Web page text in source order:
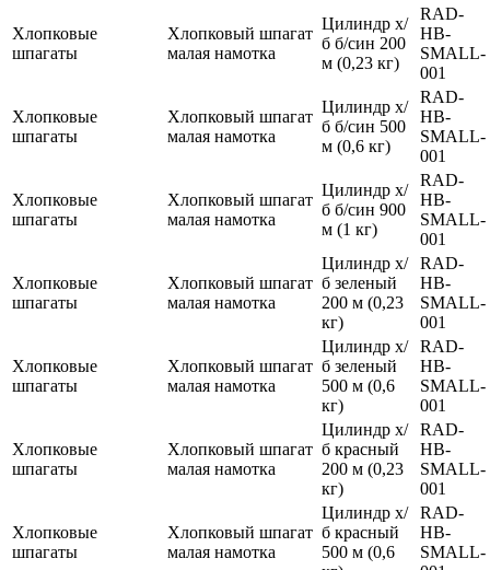
Хлопковые
шпагаты
Хлопковый шпагат
малая намотка
Цилиндр х/
б б/син 200
м (0,23 кг)
RAD-
HB-
SMALL-
001
Хлопковые
шпагаты
Хлопковый шпагат
малая намотка
Цилиндр х/
б б/син 500
м (0,6 кг)
RAD-
HB-
SMALL-
001
Хлопковые
шпагаты
Хлопковый шпагат
малая намотка
Цилиндр х/
б б/син 900
м (1 кг)
RAD-
HB-
SMALL-
001
Хлопковые
шпагаты
Хлопковый шпагат
малая намотка
Цилиндр х/
б зеленый
200 м (0,23
кг)
RAD-
HB-
SMALL-
001
Хлопковые
шпагаты
Хлопковый шпагат
малая намотка
Цилиндр х/
б зеленый
500 м (0,6
кг)
RAD-
HB-
SMALL-
001
Хлопковые
шпагаты
Хлопковый шпагат
малая намотка
Цилиндр х/
б красный
200 м (0,23
кг)
RAD-
HB-
SMALL-
001
Хлопковые
шпагаты
Хлопковый шпагат
малая намотка
Цилиндр х/
б красный
500 м (0,6
RAD-
HB-
SMALL-